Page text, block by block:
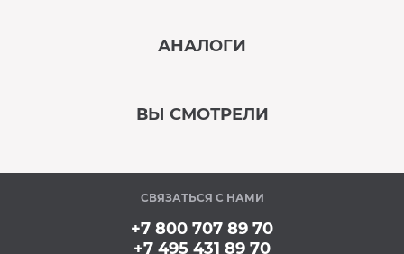
АНАЛОГИ
ВЫ СМОТРЕЛИ
В наличии
СВЯЗАТЬСЯ С НАМИ
+7 800 707 89 70
+7 495 431 89 70